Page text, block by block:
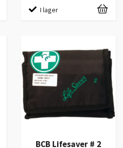
I lager
BCB Lifesaver # 2